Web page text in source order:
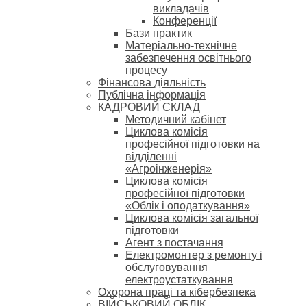
викладачів
Конференції
Бази практик
Матеріально-технічне
забезпечення освітнього
процесу
Фінансова діяльність
Публічна інформація
КАДРОВИЙ СКЛАД
Методичний кабінет
Циклова комісія
професійної підготовки на
відділенні
«Агроінженерія»
Циклова комісія
професійної підготовки
«Облік і оподаткування»
Циклова комісія загальної
підготовки
Агент з постачання
Електромонтер з ремонту і
обслуговування
електроустаткування
Охорона праці та кібербезпека